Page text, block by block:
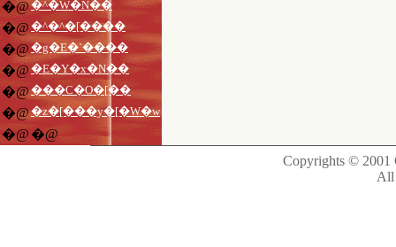
�@�^�W�N��
�@ �^�^�[����
�@ �g�E�`����
�@ �E�Y�x�N��
�@���C�O�[��
�@�z�[���y�[�W�w
�@ �@
Copyrights © 2001
All